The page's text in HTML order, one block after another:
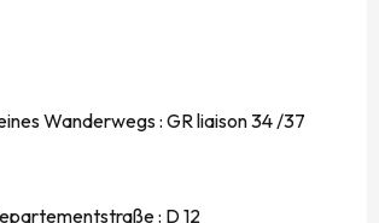
Wanderwegs : GR liaison 34 /37
: D 12